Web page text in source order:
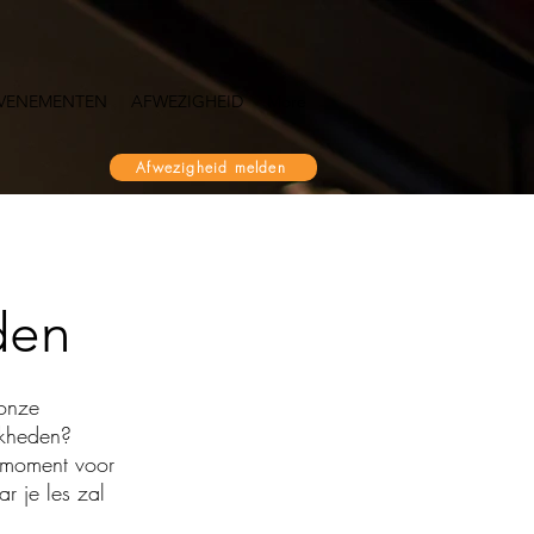
AFWEZIGHEID
Afwezigheid melden
voor
je les zal